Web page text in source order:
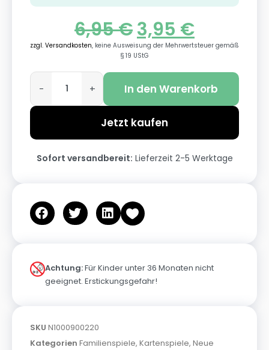
6,95€3,95 €
zzgl. Versandkosten, keine Ausweisung der Mehrwertsteuer gemäß
§ 19 UStG
- + In den Warenkorb
Jetzt kaufen
Sofort versandbereit: Lieferzeit 2-5 Werktage
Achtung:Für Kinder unter 36 Monaten nicht
geeignet. Erstickungsgefahr!
SKU N1000900220
Kategorien Familienspiele, Kartenspiele, Neue